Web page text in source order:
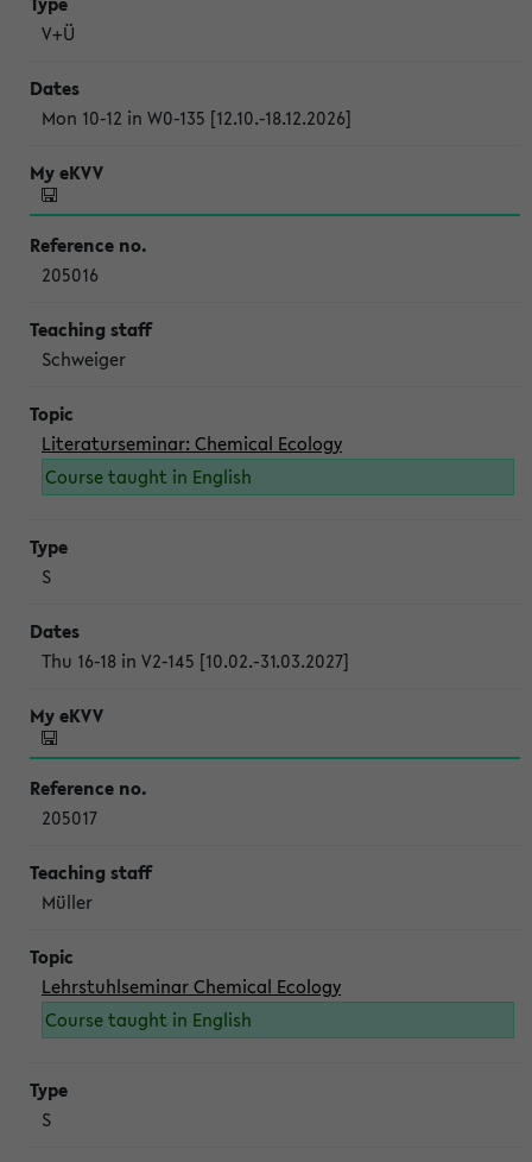
V+Ü
Mon 10-12 in W0-135 [12.10.-18.12.2026]
205016
Schweiger
Literaturseminar: Chemical Ecology
Course taught in English
S
Thu 16-18 in V2-145 [10.02.-31.03.2027]
205017
Müller
Lehrstuhlseminar Chemical Ecology
Course taught in English
S